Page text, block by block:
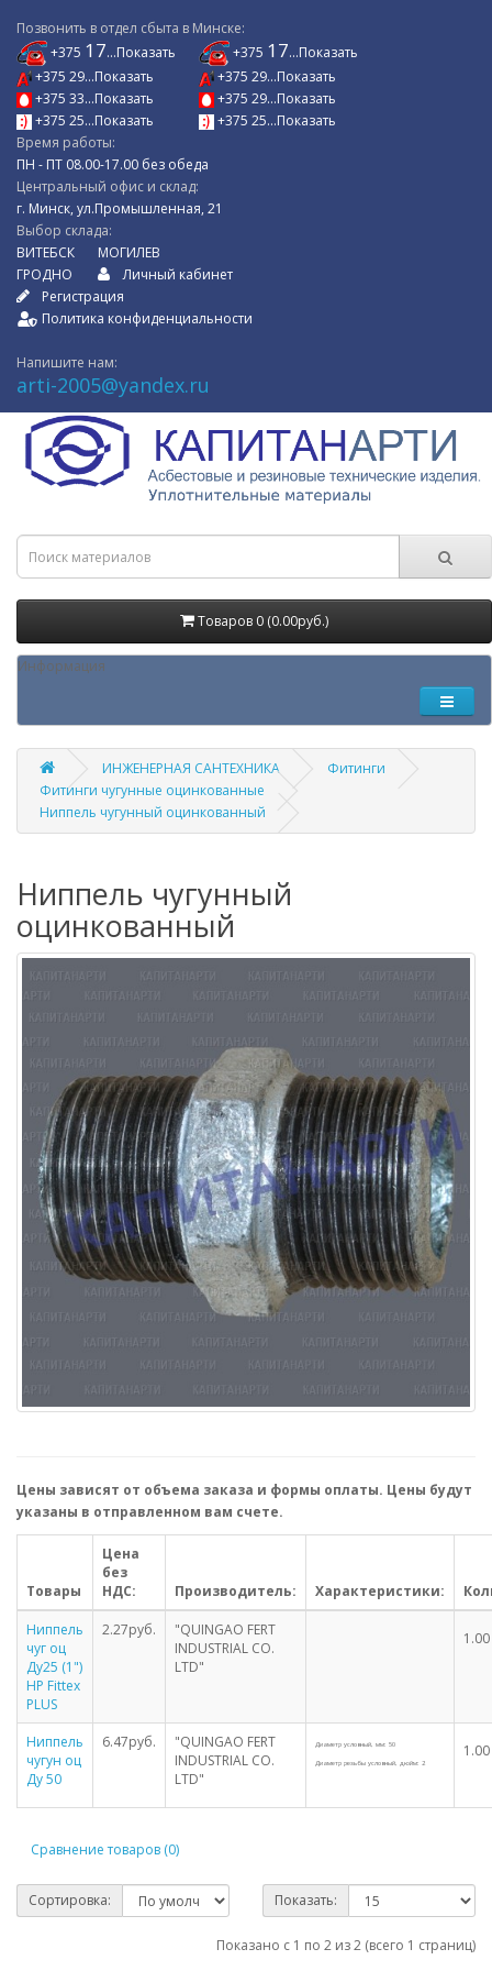
Позвонить в отдел сбыта в Минске:
+375 17...Показать
+375 29...Показать
+375 33...Показать
+375 25...Показать
+375 17...Показать
+375 29...Показать
+375 29...Показать
+375 25...Показать
Время работы:
ПН - ПТ 08.00-17.00 без обеда
Центральный офис и склад:
г. Минск, ул.Промышленная, 21
Выбор склада:
ВИТЕБСК
ГРОДНО
МОГИЛЕВ
Личный кабинет
Регистрация
Политика конфиденциальности
Напишите нам:
arti-2005@yandex.ru
Товаров 0 (0.00руб.)
Информация
ИНЖЕНЕРНАЯ САНТЕХНИКА
Фитинги
Фитинги чугунные оцинкованные
Ниппель чугунный оцинкованный
Ниппель чугунный
оцинкованный
Цены зависят от объема заказа и формы оплаты. Цены будут
указаны в отправленном вам счете.
Товары
Цена
без
НДС:
Производитель: Характеристики:
Ниппель
чуг оц
Ду25 (1")
НР Fittex
PLUS
2.27руб.
"QUINGAO FERT
INDUSTRIAL CO.
LTD"
Ниппель
чугун оц
Ду 50
6.47руб.
"QUINGAO FERT
INDUSTRIAL CO.
LTD"
Диаметр условный, мм: 50
Диаметр резьбы условный, дюйм: 2
Сравнение товаров (0)
Сортировка: Показать:
Показано с 1 по 2 из 2 (всего 1 страниц)